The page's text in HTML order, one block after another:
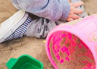
BESCHÄFTIGTE
Blogs Kontakt und
TH Online-Portal